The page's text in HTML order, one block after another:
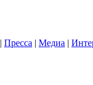
| Пресса | Медиа |